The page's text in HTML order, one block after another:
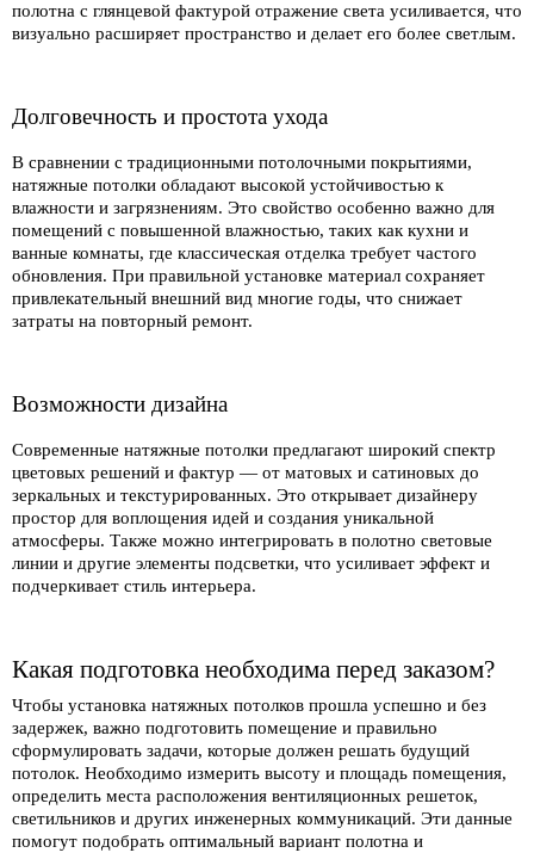
полотна с глянцевой фактурой отражение света усиливается, что
визуально расширяет пространство и делает его более светлым.
Долговечность и простота ухода
В сравнении с традиционными потолочными покрытиями,
натяжные потолки обладают высокой устойчивостью к
влажности и загрязнениям. Это свойство особенно важно для
помещений с повышенной влажностью, таких как кухни и
ванные комнаты, где классическая отделка требует частого
обновления. При правильной установке материал сохраняет
привлекательный внешний вид многие годы, что снижает
затраты на повторный ремонт.
Возможности дизайна
Современные натяжные потолки предлагают широкий спектр
цветовых решений и фактур — от матовых и сатиновых до
зеркальных и текстурированных. Это открывает дизайнеру
простор для воплощения идей и создания уникальной
атмосферы. Также можно интегрировать в полотно световые
линии и другие элементы подсветки, что усиливает эффект и
подчеркивает стиль интерьера.
Какая подготовка необходима перед заказом?
Чтобы установка натяжных потолков прошла успешно и без
задержек, важно подготовить помещение и правильно
сформулировать задачи, которые должен решать будущий
потолок. Необходимо измерить высоту и площадь помещения,
определить места расположения вентиляционных решеток,
светильников и других инженерных коммуникаций. Эти данные
помогут подобрать оптимальный вариант полотна и